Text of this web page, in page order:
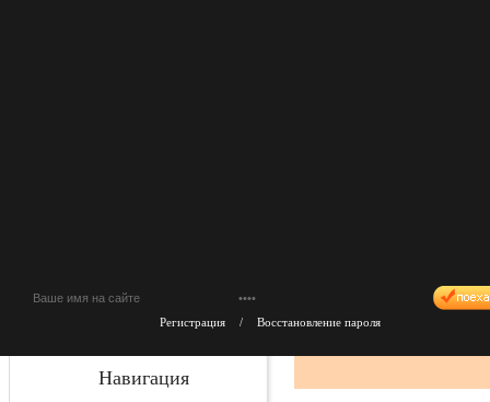
Регистрация / Восстановление пароля
Навигация